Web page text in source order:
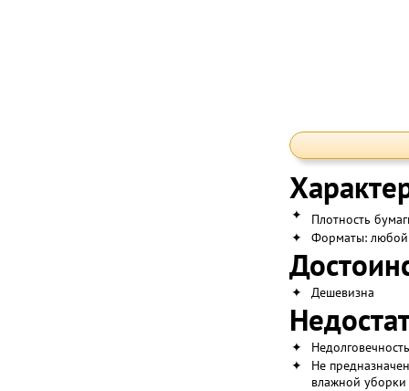
✦
Плотность
✦
Форматы: любой
✦ Дешевизна
✦
Недолговечность
✦
Не
влажной уборки